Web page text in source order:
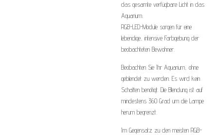
das gesamte verfügbare Licht in das
Aquarium.
RGB-LED-Module sorgen für eine
lebendige, intensive Farbgebung der
beobachteten Bewohner.
Beobachten Sie Ihr Aquarium, ohne
geblendet zu werden. Es wird kein
Schatten benötigt. Die Blendung ist auf
mindestens 360 Grad um die Lampe
herum begrenzt.
Im Gegensatz zu den meisten RGB-